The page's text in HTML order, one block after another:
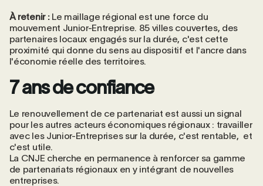
À retenir :Le maillage régional est une force du
mouvement Junior-Entreprise. 85 villes couvertes, des
partenaires locaux engagés sur la durée, c'est cette
proximité qui donne du sens au dispositif et l'ancre dans
l'économie réelle des territoires.
7 ans de confiance
Le renouvellement de ce partenariat est aussi un signal
pour les autres acteurs économiques régionaux : travailler
avec les Junior-Entreprises sur la durée, c'est rentable, et
c'est utile.
La CNJE cherche en permanence à renforcer sa gamme
de partenariats régionaux en y intégrant de nouvelles
entreprises.